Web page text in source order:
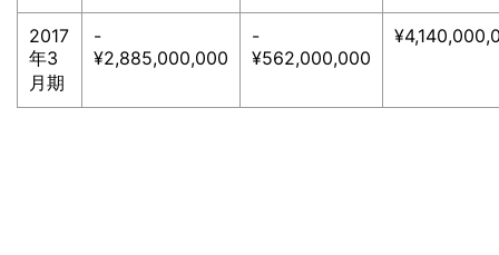
2017
年3
月期
-
¥2,885,000,000
-
¥562,000,000